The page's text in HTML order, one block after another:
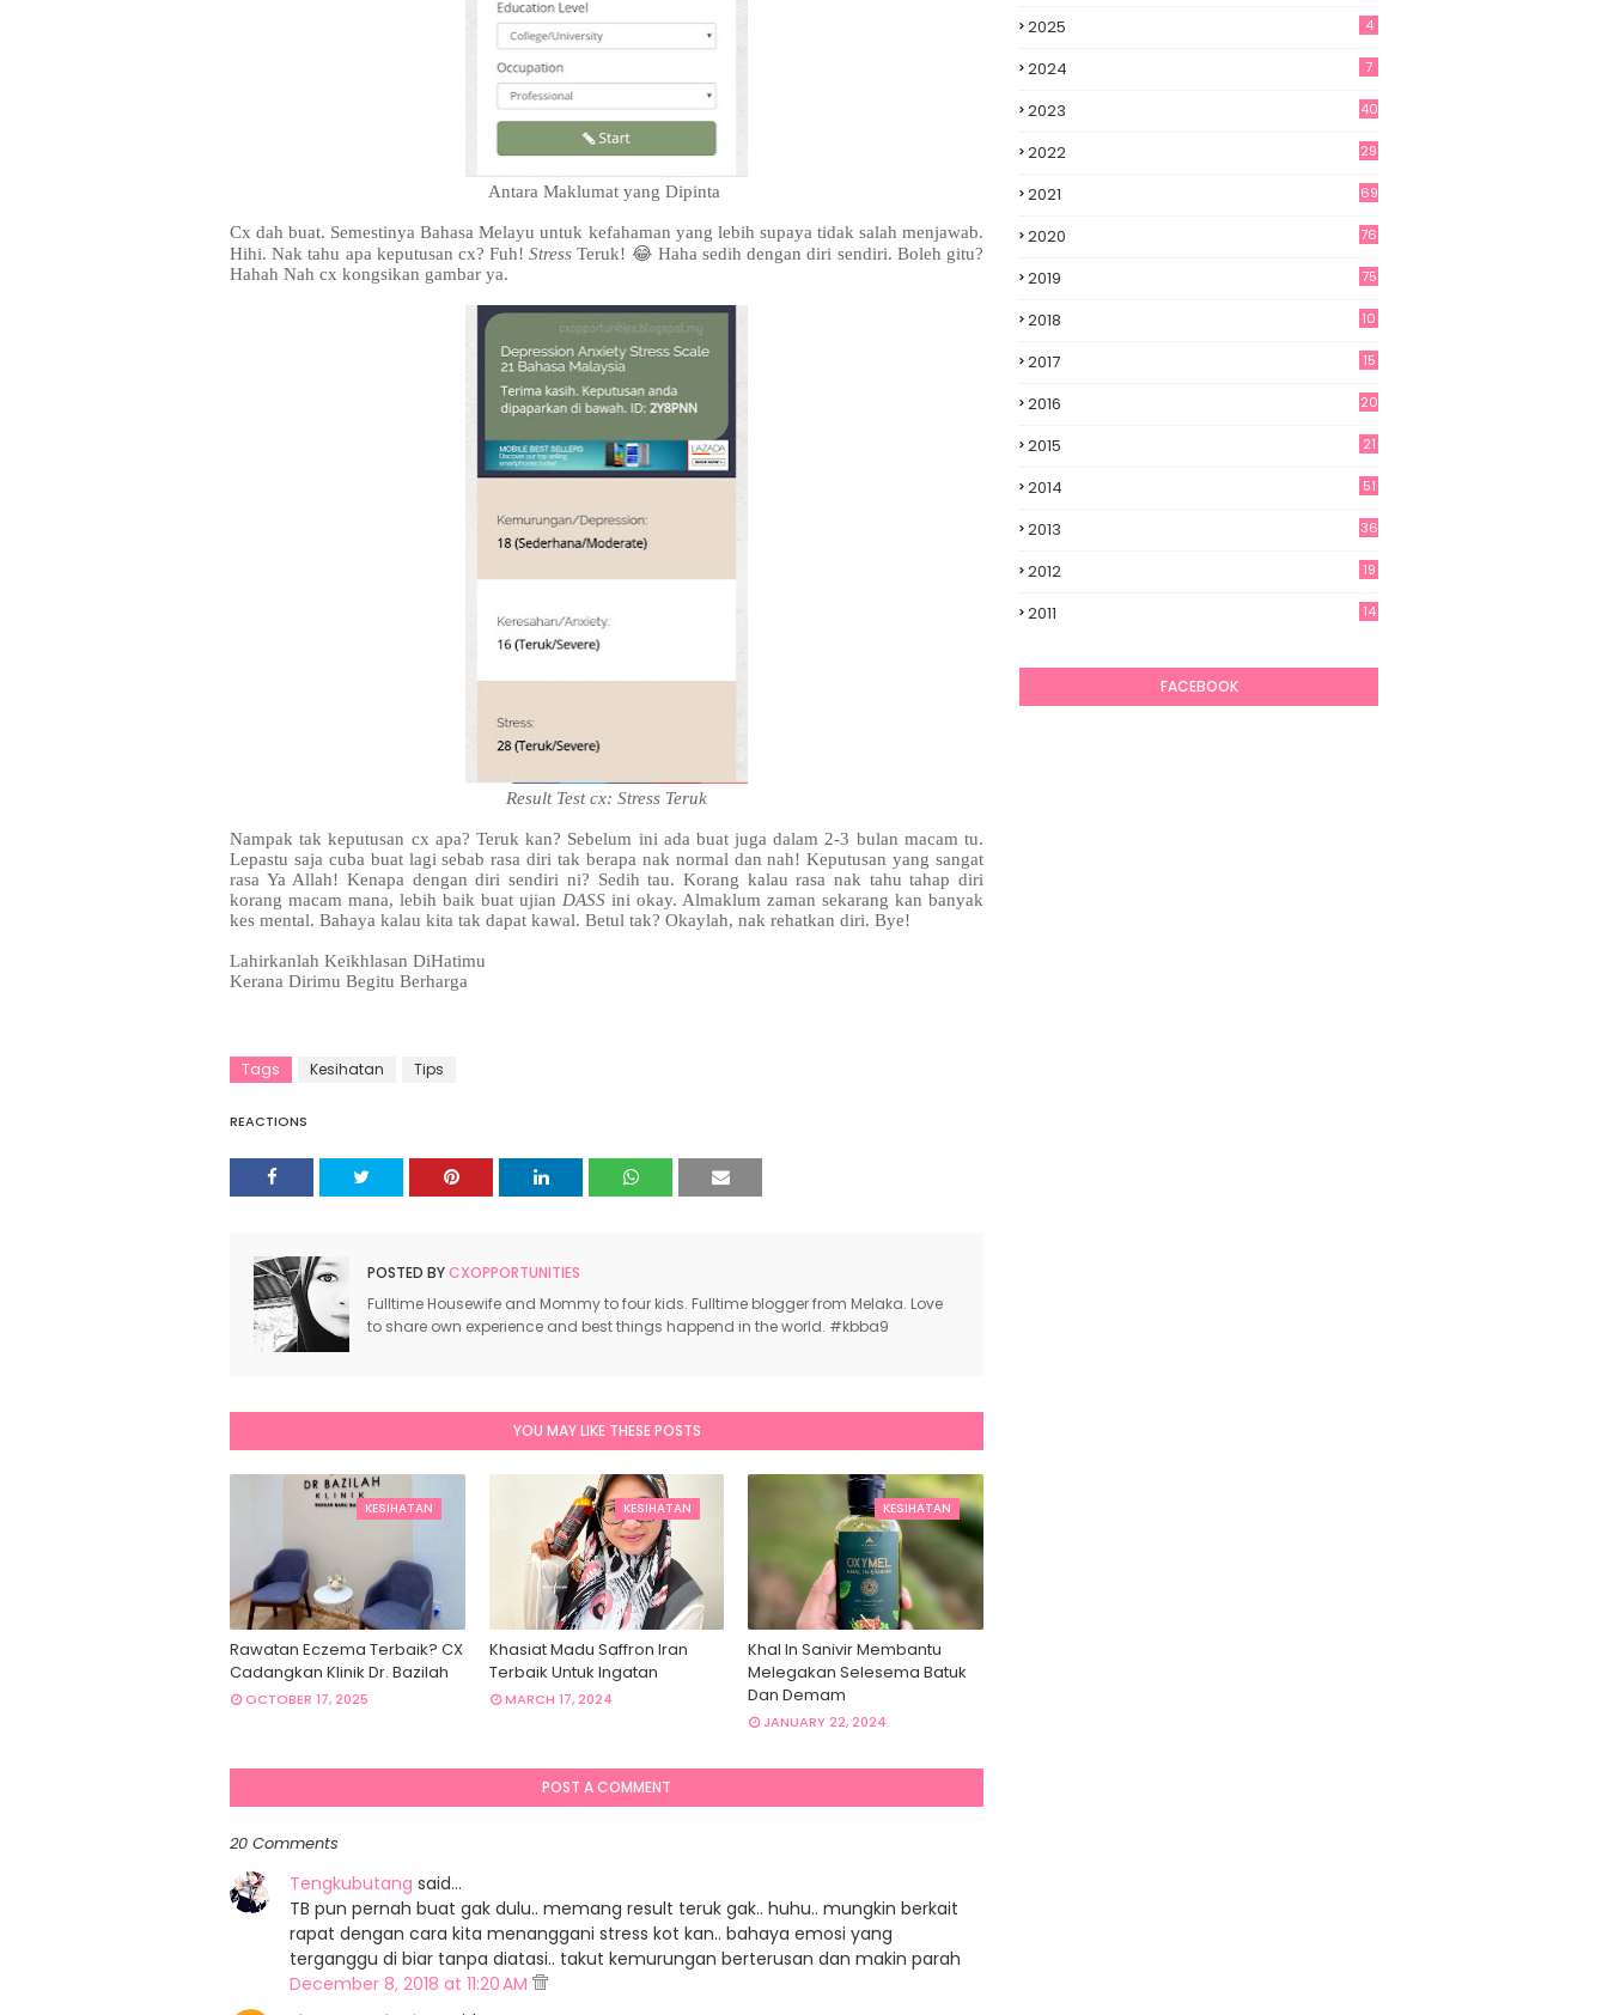
Antara Maklumat yang Dipinta
Cx dah buat. Semestinya Bahasa Melayu untuk kefahaman yang lebih supaya tidak salah menjawab.
Hihi. Nak tahu apa keputusan cx? Fuh!Stress Teruk! 😂 Haha sedih dengan diri sendiri. Boleh gitu?
Hahah Nah cx kongsikan gambar ya.
Result Test cx: Stress Teruk
Nampak tak keputusan cx apa? Teruk kan? Sebelum ini ada buat juga dalam 2-3 bulan macam tu.
Lepastu saja cuba buat lagi sebab rasa diri tak berapa nak normal dan nah! Keputusan yang sangat
rasa Ya Allah! Kenapa dengan diri sendiri ni? Sedih tau. Korang kalau rasa nak tahu tahap diri
korang macam mana, lebih baik buat ujian DASS ini okay. Almaklum zaman sekarang kan banyak
kes mental. Bahaya kalau kita tak dapat kawal. Betul tak? Okaylah, nak rehatkan diri. Bye!
Lahirkanlah Keikhlasan DiHatimu
Kerana Dirimu Begitu Berharga
Tags Kesihatan Tips
REACTIONS
POSTED BYCXOPPORTUNITIES
Fulltime Housewife and Mommy to four kids. Fulltime blogger from Melaka. Love
to share own experience and best things happend in the world. #kbba9
YOU MAY LIKE THESE POSTS
KESIHATAN
Rawatan Eczema Terbaik? CX
Cadangkan Klinik Dr. Bazilah
OCTOBER 17, 2025
KESIHATAN
Khasiat Madu Saffron Iran
Terbaik Untuk Ingatan
MARCH 17, 2024
KESIHATAN
Khal In Sanivir Membantu
Melegakan Selesema Batuk
Dan Demam
JANUARY 22, 2024
POST A COMMENT
20 Comments
Tengkubutang said…
TB pun pernah buat gak dulu.. memang result teruk gak.. huhu.. mungkin berkait
rapat dengan cara kita menanggani stress kot kan.. bahaya emosi yang
terganggu di biar tanpa diatasi.. takut kemurungan berterusan dan makin parah
December 8, 2018 at 11:20 AM
2025 4
2024 7
2023 40
2022 29
2021 69
2020 76
2019 75
2018 10
2017 15
2016 20
2015 21
2014 51
2013 36
2012
19
2011
14
FACEBOOK